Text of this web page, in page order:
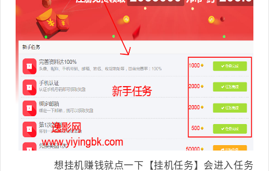
想挂机赚钱就点一下【挂机任务】会进入任务